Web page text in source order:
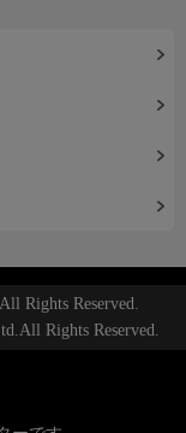
Rights Reserved.
Rights Reserved.